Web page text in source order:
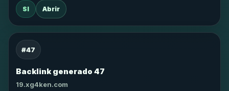
SI Abrir
#47
Backlink generado 47
19.xg4ken.com